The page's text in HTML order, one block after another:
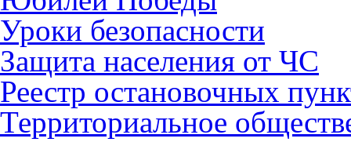
Уроки безопасности
Защита населения от ЧС
Реестр остановочных
Территориальное